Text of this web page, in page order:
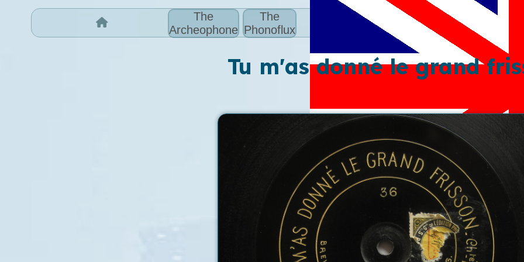
The
Archeophone
The
Phonoflux
Tu m'as donné le grand